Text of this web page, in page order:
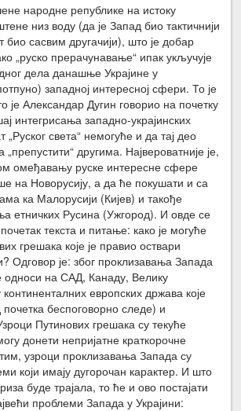
народне републике на истоку
низ воду (да је Запад био тактичнији
сасвим другачији), што је добар
„руско прерачунавање“ ипак укључује
дела данашње Украјине у
западној интересној сфери. То је
је Александар Дугин говорио на почетку
интегрисања западно-украјинских
„Руског света“ немогуће и да тај део
„препустити“ другима. Највероватније је,
омеђавању руске интересне сфере
на Новорусију, а да ће покушати и са
ка Малорусији (Кијев) и такође
етничких Русина (Ужгород). И овде се
текста и питање: како је могуће
грешака које је правио оствари
Одговор је: због проклизавања Запада
односи на САД, Канаду, Велику
континенталних европских држава које
беспоговорно следе) и
Путинових грешака су текуће
донети непријатне краткорочне
узроци проклизавања Запада су
који имају дугорочан карактер. И што
буде трајала, то ће и ово постајати
проблеми Запада у Украјини: